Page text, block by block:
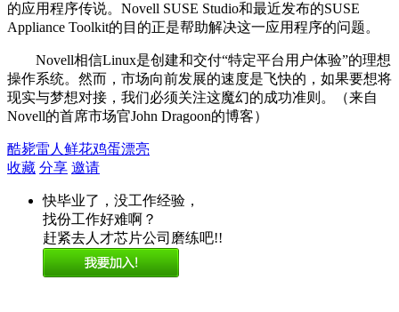
的应用程序传说。Novell SUSE Studio和最近发布的SUSE
Appliance Toolkit的目的正是帮助解决这一应用程序的问题。
Novell相信Linux是创建和交付“特定平台用户体验”的理想
操作系统。然而，市场向前发展的速度是飞快的，如果要想将
现实与梦想对接，我们必须关注这魔幻的成功准则。（来自
Novell的首席市场官John Dragoon的博客）
酷毙雷人 鲜花鸡蛋漂亮
收藏 分享 邀请
快毕业了，没工作经验，
找份工作好难啊？
赶紧去人才芯片公司磨练吧!!